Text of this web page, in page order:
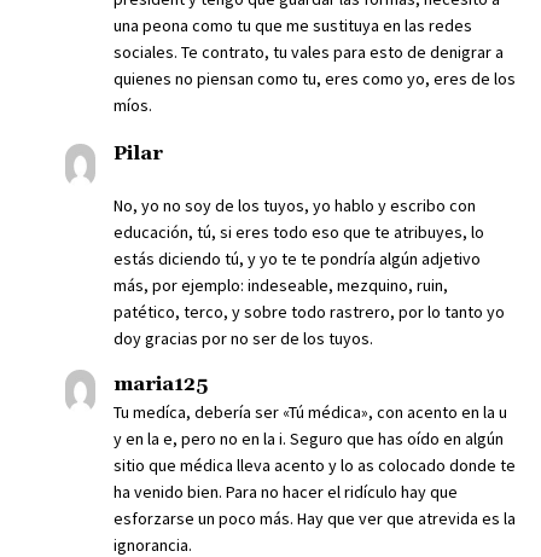
una peona como tu que me sustituya en las redes
sociales. Te contrato, tu vales para esto de denigrar a
quienes no piensan como tu, eres como yo, eres de los
míos.
Pilar
No, yo no soy de los tuyos, yo hablo y escribo con
educación, tú, si eres todo eso que te atribuyes, lo
estás diciendo tú, y yo te te pondría algún adjetivo
más, por ejemplo: indeseable, mezquino, ruin,
patético, terco, y sobre todo rastrero, por lo tanto yo
doy gracias por no ser de los tuyos.
maria125
Tu medíca, debería ser «Tú médica», con acento en la u
y en la e, pero no en la i. Seguro que has oído en algún
sitio que médica lleva acento y lo as colocado donde te
ha venido bien. Para no hacer el ridículo hay que
esforzarse un poco más. Hay que ver que atrevida es la
ignorancia.